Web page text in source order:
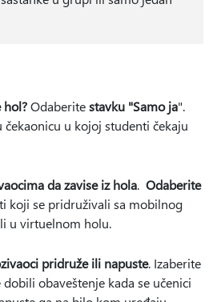
hol?Odaberitestavku "Samo ja".
u kojoj studenti čekaju
da zavise iz hola. Odaberite
koji se pridruživali sa mobilnog
u virtuelnom holu.
pridruže ili napuste. Izaberite
dobili obaveštenje kada se učenici